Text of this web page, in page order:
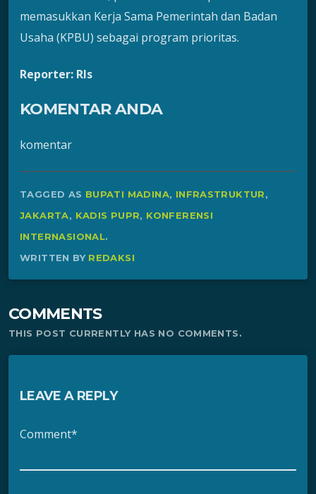
memasukkan Kerja Sama Pemerintah dan Badan
Usaha (KPBU) sebagai program prioritas.
Reporter: Rls
KOMENTAR ANDA
komentar
TAGGED AS BUPATI MADINA, INFRASTRUKTUR,
JAKARTA, KADIS PUPR, KONFERENSI
INTERNASIONAL.
WRITTEN BY REDAKSI
COMMENTS
THIS POST CURRENTLY HAS NO COMMENTS.
LEAVE A REPLY
Comment*